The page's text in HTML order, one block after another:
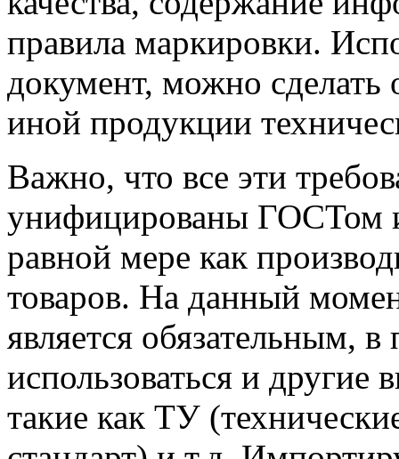
правила маркировки.
документ, можно сделать
иной продукции
Важно, что все эти
унифицированы ГОСТом
равной мере как
товаров. На данный
является обязательным, в
использоваться и
такие как ТУ